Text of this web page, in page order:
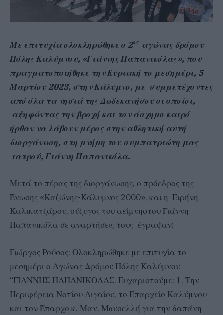
Με επιτυχία ολοκληρώθηκε ο 2ος αγώνας δρόμου
Πόλης Καλύμνου, «Γιάννης Παπανικόλας», που
πραγματοποιήθηκε την Κυριακή το μεσημέρι, 5
Μαρτίου 2023, στην Κάλυμνο, με συμμετέχοντες
από όλα τα νησιά της Δωδεκανήσου οι οποίοι,
αψηφώντας την βροχή και τον άσχημο καιρό
ήρθαν να λάβουν μέρος στην αθλητική αυτή
διοργάνωση, στη μνήμη του συμπατριώτη μας
ιατρού, Γιάννη Παπανικόλα.
Μετά το πέρας της διοργάνωσης, ο πρόεδρος της
Ένωσης «Καζώνης-Κάλυμνος 2000», και η Ειρήνη
Καλικατζάρου, σύζυγος του αείμνηστου Γιάννη
Παπανικόλα σε αναρτήσεις τους έγραψαν:
Γιώργος Ρούσος: Ολοκληρώθηκε με επιτυχία το
μεσημέρι ο Αγώνας Δρόμου Πόλης Καλύμνου
“ΓΙΑΝΝΗΣ ΠΑΠΑΝΙΚΟΛΑΣ. Ευχαριστούμε: 1. Την
Περιφέρεια Νοτίου Αιγαίου, το Επαρχείο Καλύμνου
και τον Έπαρχο κ. Μαν. Μουσελλή για την δαπάνη